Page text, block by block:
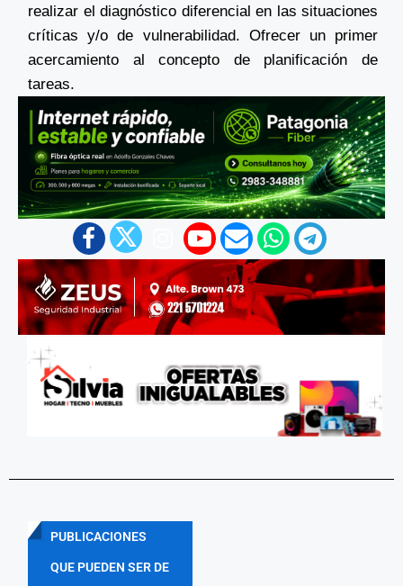
realizar el diagnóstico diferencial en las situaciones
críticas y/o de vulnerabilidad. Ofrecer un primer
acercamiento al concepto de planificación de
tareas.
PUBLICACIONES
QUE PUEDEN SER DE